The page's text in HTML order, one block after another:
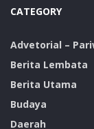
CATEGORY
Advetorial –
Berita Lembata
Berita Utama
Budaya
Daerah